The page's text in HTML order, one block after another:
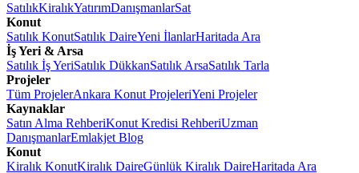
SatılıkKiralıkYatırımDanışmanlarSat
Konut
Satılık KonutSatılık DaireYeni İlanlarHaritada Ara
İş Yeri & Arsa
Satılık İş YeriSatılık DükkanSatılık ArsaSatılık Tarla
Projeler
Tüm ProjelerAnkara Konut ProjeleriYeni Projeler
Kaynaklar
Satın Alma RehberiKonut Kredisi RehberiUzman
DanışmanlarEmlakjet Blog
Konut
Kiralık KonutKiralık DaireGünlük Kiralık DaireHaritada Ara